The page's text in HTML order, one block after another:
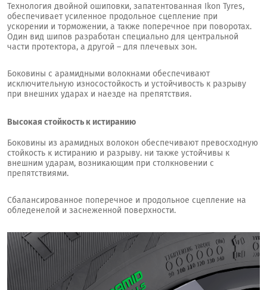
Технология двойной ошиповки, запатентованная Ikon Tyres,
обеспечивает усиленное продольное сцепление при
ускорении и торможении, а также поперечное при поворотах.
Один вид шипов разработан специально для центральной
части протектора, а другой – для плечевых зон.
Боковины с арамидными волокнами обеспечивают
исключительную износостойкость и устойчивость к разрыву
при внешних ударах и наезде на препятствия.
Высокая стойкость к истиранию
Боковины из арамидных волокон обеспечивают превосходную
стойкость к истиранию и разрыву. ни также устойчивы к
внешним ударам, возникающим при столкновении с
препятствиями.
Сбалансированное поперечное и продольное сцепление на
обледенелой и заснеженной поверхности.